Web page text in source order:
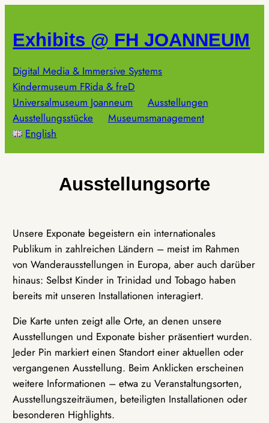
springen
Exhibits @ FH JOANNEUM
Digital Media & Immersive Systems
Kindermuseum FRida & freD
Universalmuseum Joanneum
Ausstellungen
Ausstellungsstücke
Museumsmanagement
English
Ausstellungsorte
Unsere Exponate begeistern ein internationales
Publikum in zahlreichen Ländern – meist im Rahmen
von Wanderausstellungen in Europa, aber auch darüber
hinaus: Selbst Kinder in Trinidad und Tobago haben
bereits mit unseren Installationen interagiert.
Die Karte unten zeigt alle Orte, an denen unsere
Ausstellungen und Exponate bisher präsentiert wurden.
Jeder Pin markiert einen Standort einer aktuellen oder
vergangenen Ausstellung. Beim Anklicken erscheinen
weitere Informationen – etwa zu Veranstaltungsorten,
Ausstellungszeiträumen, beteiligten Installationen oder
besonderen Highlights.